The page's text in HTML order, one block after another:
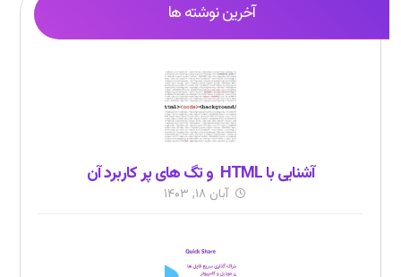
آخرین نوشته ها
آشنایی با HTML و تگ های پر کاربرد آن
آبان ۱۸, ۱۴۰۳